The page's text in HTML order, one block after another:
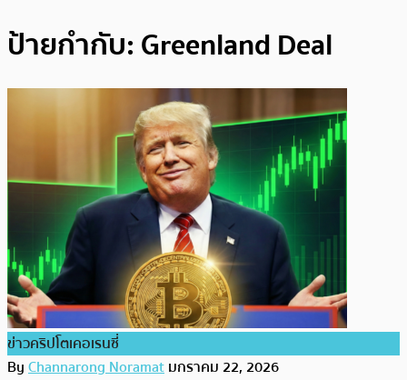
ป้ายกำกับ: Greenland Deal
ข่าวคริปโตเคอเรนซี่
ByChannarong Noramatมกราคม 22, 2026